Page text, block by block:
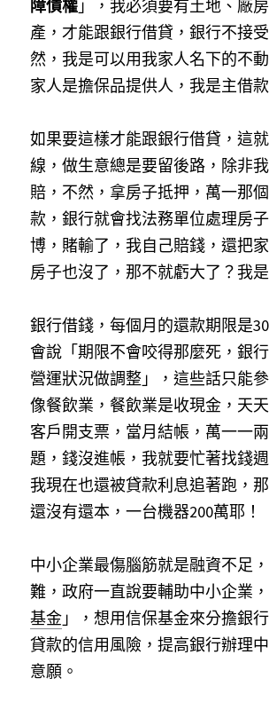
障債權 」，我必須要有土地、廠
產，才能跟銀行借貸，銀行不接
然，我是可以用我家人名下的不
家人是擔保品提供人，我是主借款
如果要這樣才能跟銀行借貸，這
線，做生意總是要留後路，除非
賠，不然，拿房子抵押，萬一那
款，銀行就會找法務單位處理房
博，賭輸了，我自己賠錢，還把
房子也沒了，那不就虧大了？我
銀行借錢，每個月的還款期限是
會說「期限不會咬得那麼死，銀
營運狀況做調整」，這些話只能
像餐飲業，餐飲業是收現金，天
客戶開支票，當月結帳，萬一一
題，錢沒進帳，我就要忙著找錢
我現在也還被貸款利息追著跑，
還沒有還本，一台機器200萬耶！
中小企業最傷腦筋就是融資不足
難，政府一直說要輔助中小企業
基金 」，想用信保基金來分擔銀
貸款的信用風險，提高銀行辦理
意願。